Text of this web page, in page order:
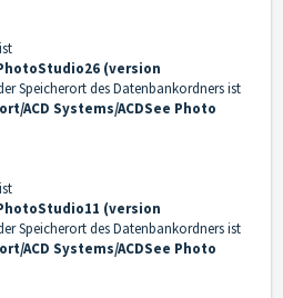
(version
Speicherort des Datenbankordners ist
ACD Systems/ACDSee Photo
(version
Speicherort des Datenbankordners ist
ACD Systems/ACDSee Photo